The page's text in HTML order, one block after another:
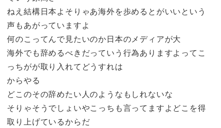
ねえ結構日本よそりゃあ海外を歩めるとがいいという
声もあがっていますよ
何のこってんで見たいのか日本のメディアが大
海外でも辞めるべきだっていう行為ありますよってこ
っちがが取り入れてどうすれは
からやる
どこのその辞めたい人のようなもしれないな
そりゃそうでしょいやこっちも言ってますよどこを得
取り上げているからだ